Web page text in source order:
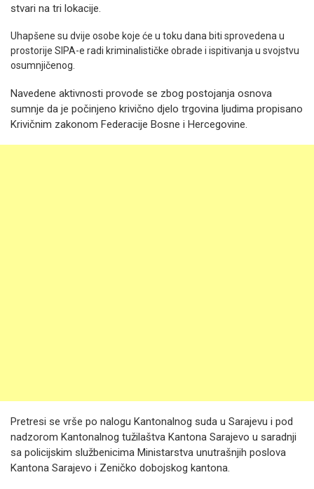
stvari na tri lokacije.
Uhapšene su dvije osobe koje će u toku dana biti sprovedena u
prostorije SIPA-e radi kriminalističke obrade i ispitivanja u svojstvu
osumnjičenog.
Navedene aktivnosti provode se zbog postojanja osnova
sumnje da je počinjeno krivično djelo trgovina ljudima propisano
Krivičnim zakonom Federacije Bosne i Hercegovine.
Pretresi se vrše po nalogu Kantonalnog suda u Sarajevu i pod
nadzorom Kantonalnog tužilaštva Kantona Sarajevo u saradnji
sa policijskim službenicima Ministarstva unutrašnjih poslova
Kantona Sarajevo i Zeničko dobojskog kantona.